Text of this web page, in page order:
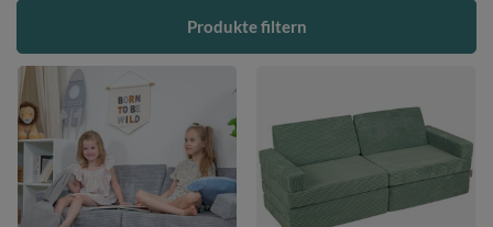
Produkte filtern